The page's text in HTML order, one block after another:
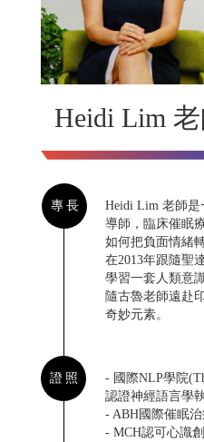
Heidi Lim
專長
Heidi Lim 老師
導師，臨床催眠
如何把負面情緒
在2013年跟隨聖
學習一套人類意
隨古魯老師遠赴
奇妙元素。
證照
- 國際NLP學院
認證神經語言學
- ABH國際催眠
- MCH認可心識